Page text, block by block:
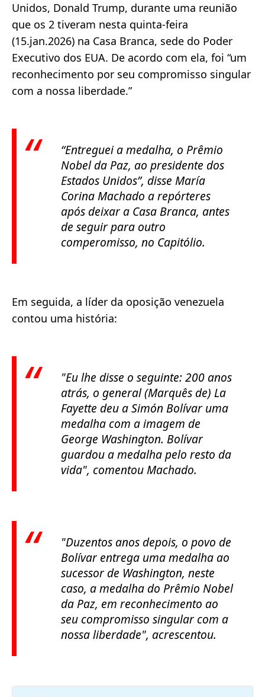
Unidos, Donald Trump, durante uma reunião
que os 2 tiveram nesta quinta-feira
(15.jan.2026) na Casa Branca, sede do Poder
Executivo dos EUA. De acordo com ela, foi “um
reconhecimento por seu compromisso singular
com a nossa liberdade.”
“Entreguei a medalha, o Prêmio
Nobel da Paz, ao presidente dos
Estados Unidos”, disse María
Corina Machado a repórteres
após deixar a Casa Branca, antes
de seguir para outro
comperomisso, no Capitólio.
Em seguida, a líder da oposição venezuela
contou uma história:
"Eu lhe disse o seguinte: 200 anos
atrás, o general (Marquês de) La
Fayette deu a Simón Bolívar uma
medalha com a imagem de
George Washington. Bolívar
guardou a medalha pelo resto da
vida", comentou Machado.
"Duzentos anos depois, o povo de
Bolívar entrega uma medalha ao
sucessor de Washington, neste
caso, a medalha do Prêmio Nobel
da Paz, em reconhecimento ao
seu compromisso singular com a
nossa liberdade", acrescentou.